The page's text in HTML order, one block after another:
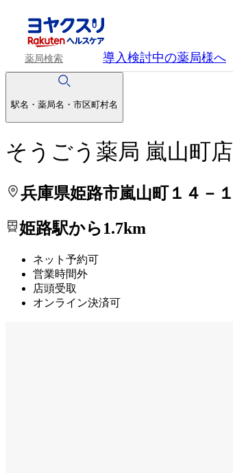
薬局検索 導入検討中の薬局様へ
駅名・薬局名・市区町村名
そうごう薬局 嵐山町店
兵庫県姫路市嵐山町１４－１
姫路駅から1.7km
ネット予約可
営業時間外
店頭受取
オンライン決済可
処方せんを送って待ち時間を短く！
処方せんを送って待ち時間を短く！